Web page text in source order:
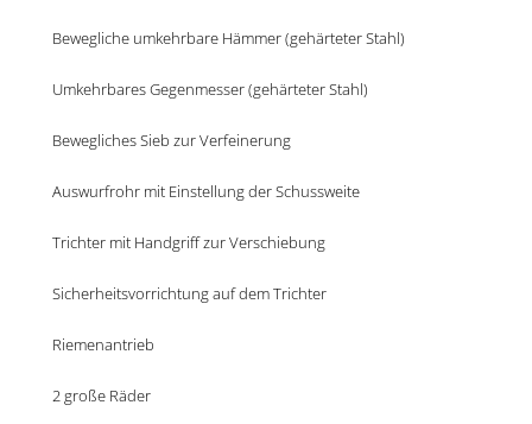
Bewegliche umkehrbare Hämmer (gehärteter Stahl)
Umkehrbares Gegenmesser (gehärteter Stahl)
Bewegliches Sieb zur Verfeinerung
Auswurfrohr mit Einstellung der Schussweite
Trichter mit Handgriff zur Verschiebung
Sicherheitsvorrichtung auf dem Trichter
Riemenantrieb
2 große Räder